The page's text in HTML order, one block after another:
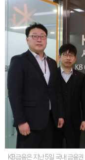
KB금융은 지난 5일 국내 금융